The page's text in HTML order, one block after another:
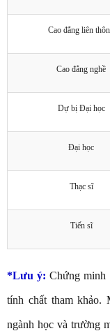
Cao đẳng liên
Cao đẳng nghề
Dự bị Đại học
Đại học
Thạc sĩ
Tiến sĩ
*Lưu ý:Chứng minh
tính chất tham khảo.
ngành học và trường